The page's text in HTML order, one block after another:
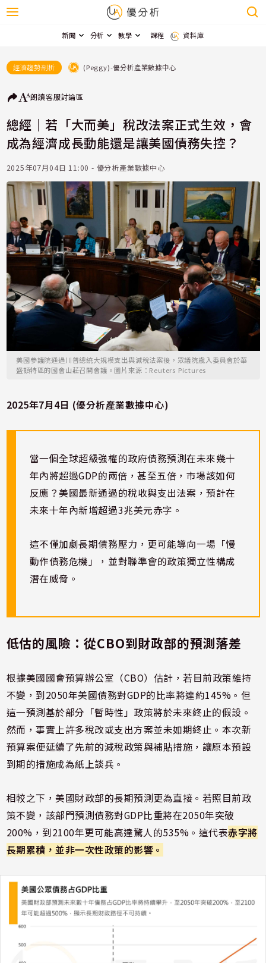
新聞 分析 教學 課程 資料庫
經濟趨勢剖析 (Peggy)-優分析產業數據中心
朗讀客服討論區
總經｜若「大而美」稅改法案正式生效，會
成為經濟成長動能還是讓美國債務失控？
2025年07月04日 11:00 - 優分析產業數據中心
美國參議院通過川普總統大規模支出與減稅法案後，眾議院歲入委員會於華
盛頓特區的國會山莊召開會議。圖片來源：Reuters Pictures
2025年7月4日 (優分析產業數據中心)
當一個全球超級強權的政府債務預測在未來幾十
年內將超過GDP的兩倍，甚至五倍，市場該如何
反應？美國最新通過的稅收與支出法案，預計在
未來十年內新增超過3兆美元赤字。
這不僅加劇長期債務壓力，更可能導向一場「慢
動作債務危機」，並對聯準會的政策獨立性構成
潛在威脅。
低估的風險：從CBO到財政部的預測落差
根據美國國會預算辦公室（CBO）估計，若目前政策維持
不變，到2050年美國債務對GDP的比率將達約145%。但
這一預測基於部分「暫時性」政策將於未來終止的假設。
然而，事實上許多稅改或支出方案並未如期終止。本次新
預算案便延續了先前的減稅政策與補貼措施，讓原本預設
到期的措施成為紙上談兵。
相較之下，美國財政部的長期預測更為直接。若照目前政
策不變，該部門預測債務對GDP比重將在2050年突破
200%，到2100年更可能高達驚人的535%。這代表赤字將
長期累積，並非一次性政策的影響。